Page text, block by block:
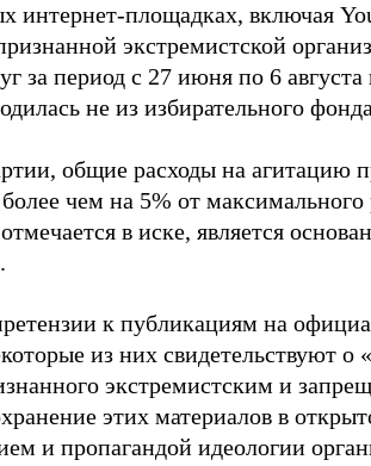
интернет-площадках, включая
экстремистской
за период с 27 июня по 6
не из избирательного
общие расходы на агитацию
чем на 5% от максимального
в иске, является
к публикациям на
из них свидетельствуют о
экстремистским и
этих материалов в
и пропагандой идеологии